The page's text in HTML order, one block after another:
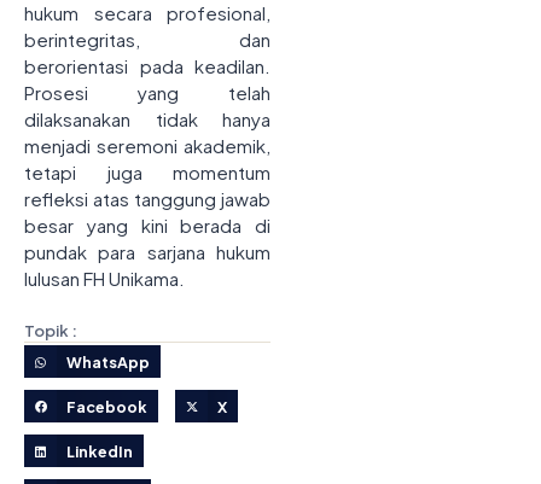
hukum secara profesional,
berintegritas, dan
berorientasi pada keadilan.
Prosesi yang telah
dilaksanakan tidak hanya
menjadi seremoni akademik,
tetapi juga momentum
refleksi atas tanggung jawab
besar yang kini berada di
pundak para sarjana hukum
lulusan FH Unikama.
Topik :
WhatsApp
Facebook X
LinkedIn